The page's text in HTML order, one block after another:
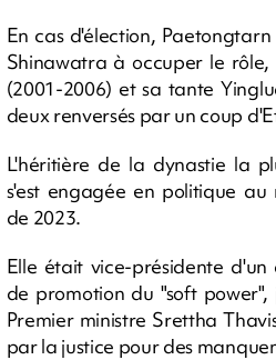
En cas d'élection,
Shinawatra à occuper le rôle,
(2001-2006) et sa tante
deux renversés par un coup
L'héritière de la dynastie la
s'est engagée en politique au
de 2023.
Elle était vice-présidente
de promotion du "soft
Premier ministre Srettha
par la justice pour des